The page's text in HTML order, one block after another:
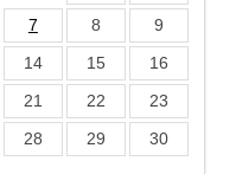
7 8
9
14 15
16
21 22
23
28 29
30